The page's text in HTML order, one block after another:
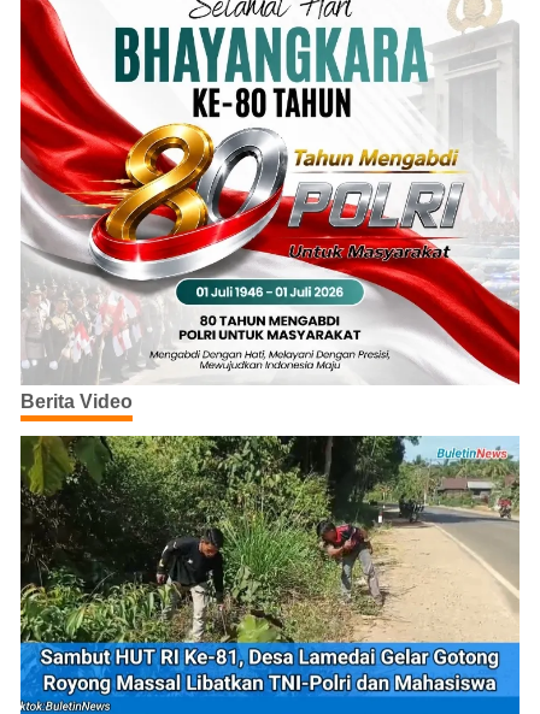
Berita Video